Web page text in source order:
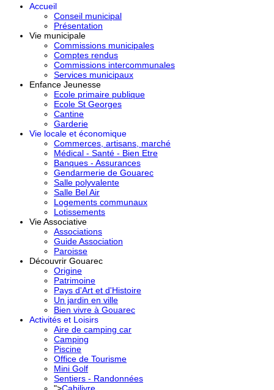
Accueil
Conseil municipal
Présentation
Vie municipale
Commissions municipales
Comptes rendus
Commissions intercommunales
Services municipaux
Enfance Jeunesse
Ecole primaire publique
Ecole St Georges
Cantine
Garderie
Vie locale et économique
Commerces, artisans, marché
Médical - Santé - Bien Etre
Banques - Assurances
Gendarmerie de Gouarec
Salle polyvalente
Salle Bel Air
Logements communaux
Lotissements
Vie Associative
Associations
Guide Association
Paroisse
Découvrir Gouarec
Origine
Patrimoine
Pays d'Art et d'Histoire
Un jardin en ville
Bien vivre à Gouarec
Activités et Loisirs
Aire de camping car
Camping
Piscine
Office de Tourisme
Mini Golf
Sentiers - Randonnées